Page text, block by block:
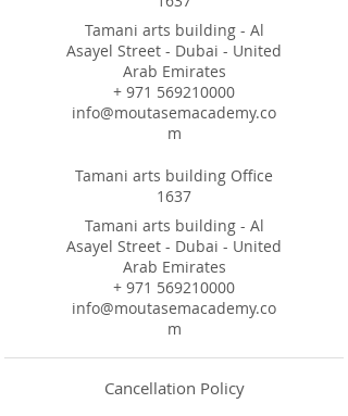
Tamani arts building - Al
Asayel Street - Dubai - United
Arab Emirates
+ 971 569210000
info@moutasemacademy.co
m
Tamani arts building Office
1637
Tamani arts building - Al
Asayel Street - Dubai - United
Arab Emirates
+ 971 569210000
info@moutasemacademy.co
m
Cancellation Policy